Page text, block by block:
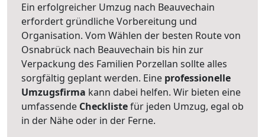
Ein erfolgreicher Umzug nach Beauvechain
erfordert gründliche Vorbereitung und
Organisation. Vom Wählen der besten Route von
Osnabrück nach Beauvechain bis hin zur
Verpackung des Familien Porzellan sollte alles
sorgfältig geplant werden. Eine professionelle
Umzugsfirma kann dabei helfen. Wir bieten eine
umfassende Checklistefür jeden Umzug, egal ob
in der Nähe oder in der Ferne.